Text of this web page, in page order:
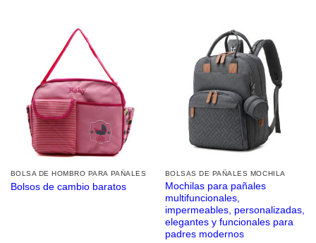
BOLSA DE HOMBRO PARA PAÑALES
Bolsos de cambio baratos
BOLSAS DE PAÑALES MOCHILA
Mochilas para pañales
multifuncionales,
impermeables, personalizadas,
elegantes y funcionales para
padres modernos